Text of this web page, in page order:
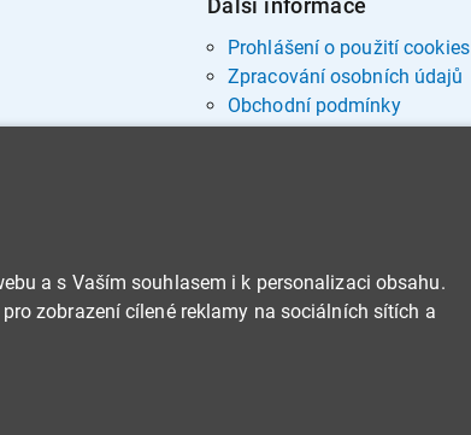
Další informace
Prohlášení o použití cookies
Zpracování osobních údajů
Obchodní podmínky
a s Vaším souhlasem i k personalizaci obsahu.
zobrazení cílené reklamy na sociálních sítích a